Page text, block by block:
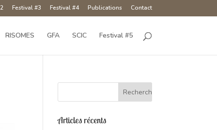
Festival #3 Festival #4 Publications Contact
RISOMES GFA SCIC Festival #5
Articles récents